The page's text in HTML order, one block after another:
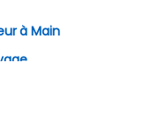
à Main